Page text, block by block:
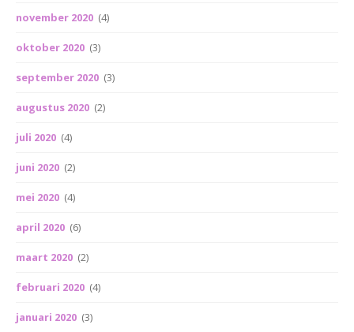
november 2020 (4)
oktober 2020 (3)
september 2020 (3)
augustus 2020 (2)
juli 2020 (4)
juni 2020 (2)
mei 2020 (4)
april 2020 (6)
maart 2020 (2)
februari 2020 (4)
januari 2020 (3)